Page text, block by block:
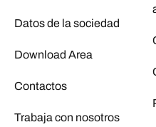
Datos de la sociedad
Download Area
Contactos
Trabaja con nosotros